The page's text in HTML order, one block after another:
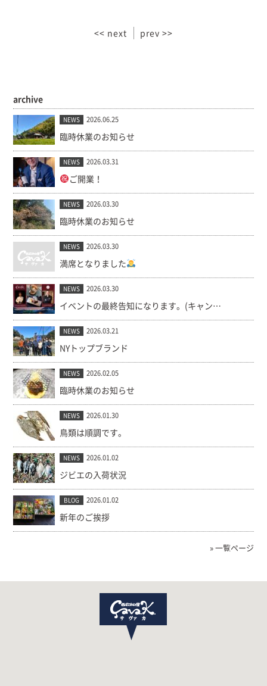
<< next prev >>
archive
NEWS 2026.06.25
臨時休業のお知らせ
NEWS 2026.03.31
ご開業！
NEWS 2026.03.30
臨時休業のお知らせ
NEWS 2026.03.30
満席となりました
NEWS 2026.03.30
イベントの最終告知になります。(キャンセル出ました！)
NEWS 2026.03.21
NYトップブランド
NEWS 2026.02.05
臨時休業のお知らせ
NEWS 2026.01.30
鳥類は順調です。
NEWS 2026.01.02
ジビエの入荷状況
BLOG 2026.01.02
新年のご挨拶
» 一覧ページ